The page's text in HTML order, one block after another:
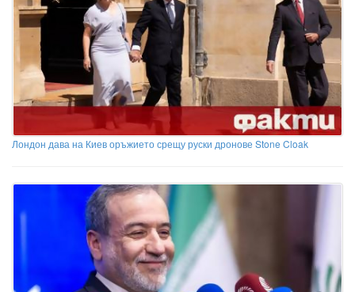
Лондон дава на Киев оръжието срещу руски дронове Stone Cloak